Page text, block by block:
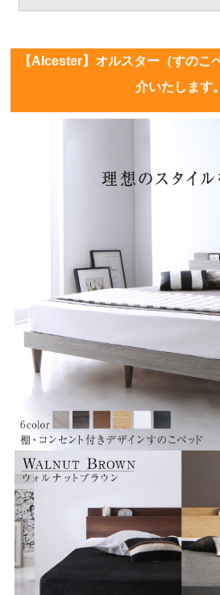
【Alcester】オルスター（すのこ
介いたします。